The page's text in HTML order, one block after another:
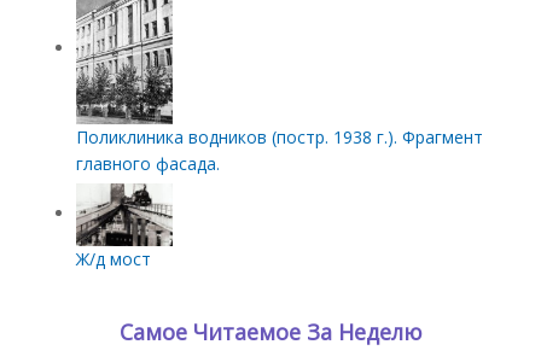
Поликлиника водников (постр. 1938 г.). Фрагмент
главного фасада.
Ж/д мост
Самое Читаемое За Неделю